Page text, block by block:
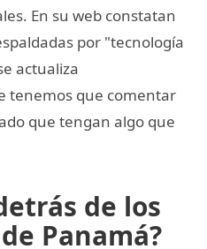
En su web constatan
por "tecnología
actualiza
tenemos que comentar
que tengan algo que
de los
Panamá?